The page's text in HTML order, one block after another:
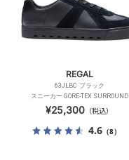
REGAL
63JLBC ブラック
スニーカー GORE-TEX SURROUND
¥25,300 （税込）
4.6（8）